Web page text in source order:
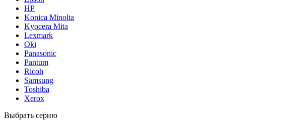
HP
Konica Minolta
Kyocera Mita
Lexmark
Oki
Panasonic
Pantum
Ricoh
Samsung
Toshiba
Xerox
Выбрать серию